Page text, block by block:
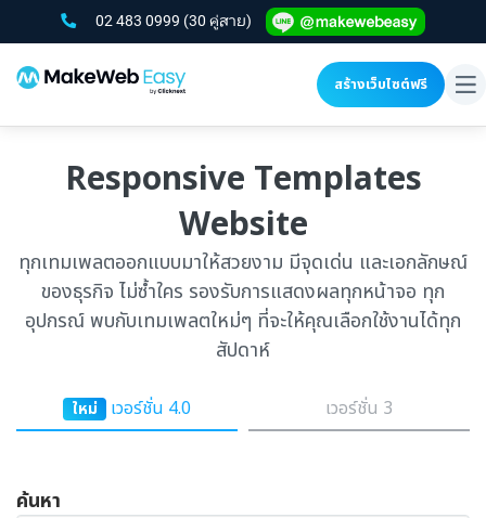
02 483 0999 (30 คู่สาย)
สร้างเว็บไซต์ฟรี
Responsive Templates
Website
ทุกเทมเพลตออกแบบมาให้สวยงาม มีจุดเด่น และเอกลักษณ์
ของธุรกิจ ไม่ซ้ำใคร รองรับการแสดงผลทุกหน้าจอ ทุก
อุปกรณ์ พบกับเทมเพลตใหม่ๆ ที่จะให้คุณเลือกใช้งานได้ทุก
สัปดาห์
ใหม่ เวอร์ชั่น 4.0 เวอร์ชั่น 3
ค้นหา